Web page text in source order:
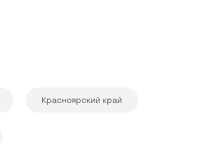
Красноярский край